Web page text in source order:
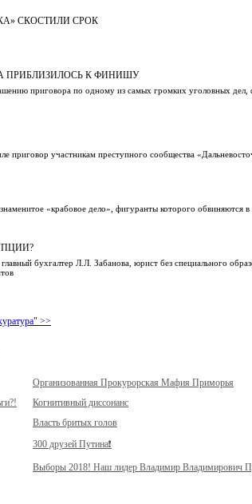
СКОСТИЛИ СРОК
ПРИБЛИЗИЛОСЬ К ФИНИШУ
приговора по одному из самых громких уголовных
приговор участникам преступного сообщества
«крабовое дело», фигуранты которого
бухгалтер Л.Л. Забанова, юрист без специального
>>
Организованная Прокурорская Мафия Приморья
Когнитивный диссонанс
Власть бритых голов
300 друзей Путина❗️
Выборы 2018! Наш лидер Владимир Владимирович